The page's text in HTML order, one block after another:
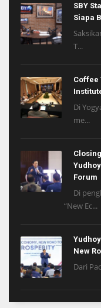
SBY
Siapa
T...
Coffee
Di
me...
Forum
Di
“New Ec...
New
Dari